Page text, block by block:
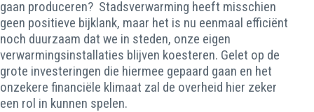
gaan produceren? Stadsverwarming heeft misschien
geen positieve bijklank, maar het is nu eenmaal efficiënt
noch duurzaam dat we in steden, onze eigen
verwarmingsinstallaties blijven koesteren. Gelet op de
grote investeringen die hiermee gepaard gaan en het
onzekere financiële klimaat zal de overheid hier zeker
een rol in kunnen spelen.